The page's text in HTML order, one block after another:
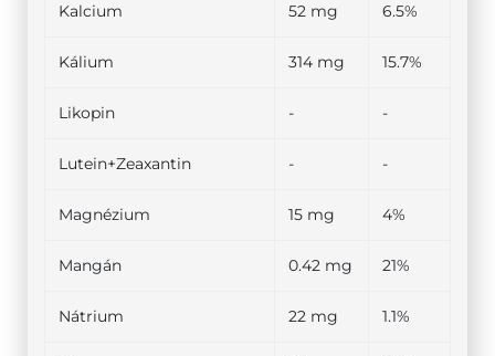
Kalcium 52 mg 6.5%
Kálium 314 mg 15.7%
Likopin - -
Lutein+Zeaxantin - -
Magnézium 15 mg 4%
Mangán 0.42 mg 21%
Nátrium 22 mg 1.1%